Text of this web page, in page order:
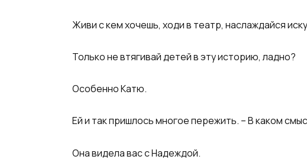
Живи с кем хочешь, ходи в театр, наслаждайся
Только не втягивай детей в эту историю, ладно?
Особенно Катю.
Ей и так пришлось многое пережить. – В каком
Она видела вас с Надеждой.